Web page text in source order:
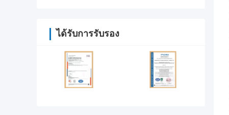
ได้รับการรับรอง